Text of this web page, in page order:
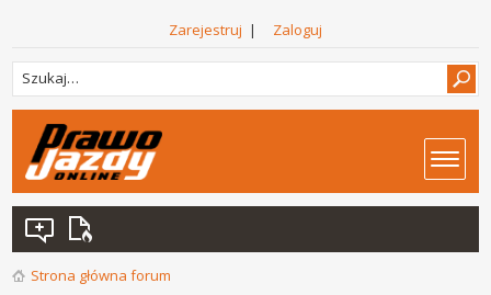
Zarejestruj | Zaloguj
Strona główna forum